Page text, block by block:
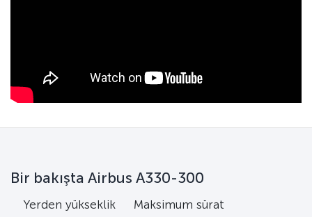
Bir bakışta Airbus A330-300
Yerden yükseklik Maksimum sürat